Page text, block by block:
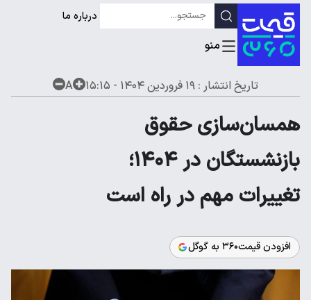
درباره ما
تاریخ انتشار : ۱۹ فروردین ۱۴۰۴ - ۱۵:۱۵ A
همسان‌سازی حقوق
بازنشستگان در ۱۴۰۴؛
تغییرات مهم در راه است
افزودن قیمت۳۶۰ به گوگل